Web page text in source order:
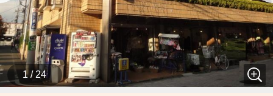
1 / 24